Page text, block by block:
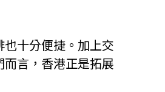
十分便捷。加上交
言，香港正是拓展